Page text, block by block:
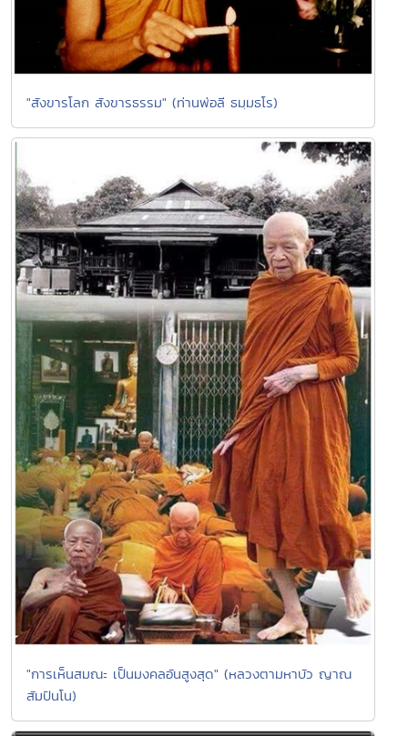
"สังขารโลก สังขารธรรม" (ท่านพ่อลี ธมฺมธโร)
"การเห็นสมณะ เป็นมงคลอันสูงสุด" (หลวงตามหาบัว ญาณ
สัมปันโน)